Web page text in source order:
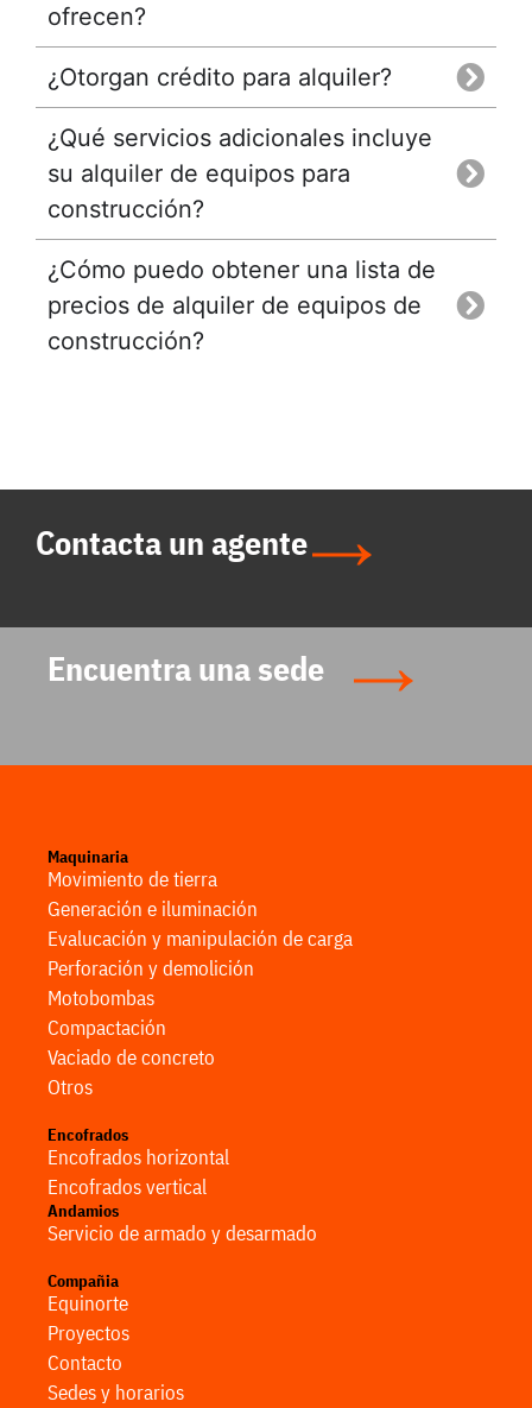
ofrecen?
¿Otorgan crédito para alquiler?
¿Qué servicios adicionales incluye
su alquiler de equipos para
construcción?
¿Cómo puedo obtener una lista de
precios de alquiler de equipos de
construcción?
Contacta un agente
Encuentra una sede
Maquinaria
Movimiento de tierra
Generación e iluminación
Evalucación y manipulación de carga
Perforación y demolición
Motobombas
Compactación
Vaciado de concreto
Otros
Encofrados
Encofrados horizontal
Encofrados vertical
Andamios
Servicio de armado y desarmado
Compañia
Equinorte
Proyectos
Contacto
Sedes y horarios